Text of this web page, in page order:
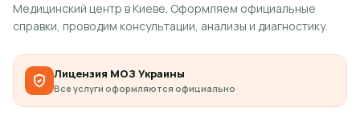
Медицинский центр в Киеве. Оформляем официальные
справки, проводим консультации, анализы и диагностику.
Лицензия МОЗ Украины
Все услуги оформляются официально